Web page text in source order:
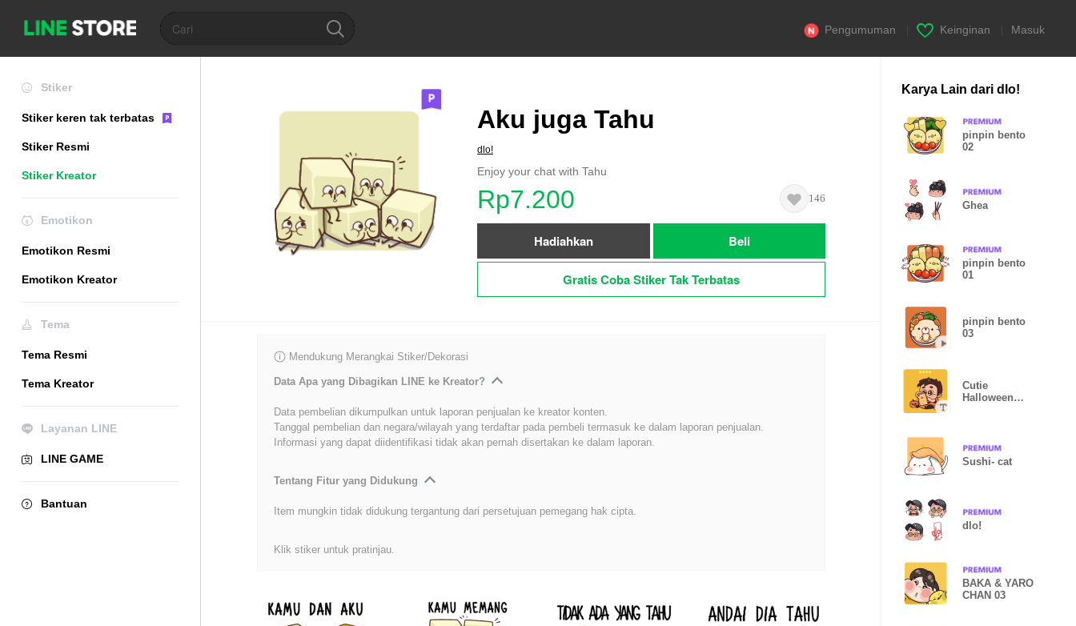
Pengumuman Keinginan Masuk
Stiker
Stiker keren tak terbatas
Stiker Resmi
Stiker Kreator
Emotikon
Emotikon Resmi
Emotikon Kreator
Tema
Tema Resmi
Tema Kreator
Layanan LINE
LINE GAME
Bantuan
Aku juga Tahu
dlo!
Enjoy your chat with Tahu
Rp7.200 146
Hadiahkan Beli
Gratis Coba Stiker Tak Terbatas
Mendukung Merangkai Stiker/Dekorasi
Data Apa yang Dibagikan LINE ke Kreator?
Data pembelian dikumpulkan untuk laporan penjualan ke kreator konten.
Tanggal pembelian dan negara/wilayah yang terdaftar pada pembeli termasuk ke dalam laporan penjualan.
Informasi yang dapat diidentifikasi tidak akan pernah disertakan ke dalam laporan.
Tentang Fitur yang Didukung
Item mungkin tidak didukung tergantung dari persetujuan pemegang hak cipta.
Klik stiker untuk pratinjau.
Karya Lain dari dlo!
pinpin bento
02
Ghea
pinpin bento
01
pinpin bento
03
Cutie
Halloween
Sushi- cat
dlo!
BAKA & YARO
CHAN 03